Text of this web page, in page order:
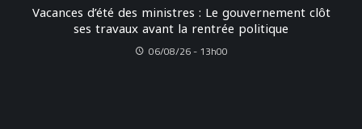
Vacances d’été des ministres : Le gouvernement clôt
ses travaux avant la rentrée politique
06/08/26 - 13h00